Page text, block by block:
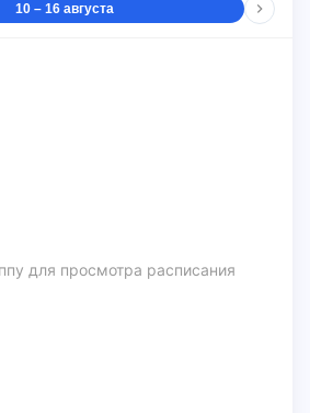
10 – 16 августа
для просмотра расписания